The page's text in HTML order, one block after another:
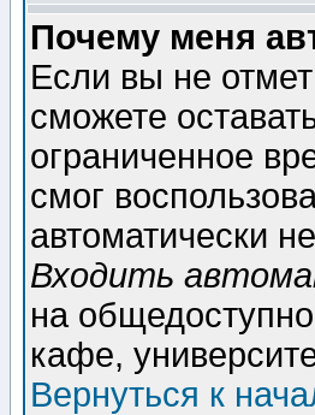
Почему меня
Если вы не
сможете
ограниченное
смог
автоматически
Входить
на
кафе,
Вернуться к